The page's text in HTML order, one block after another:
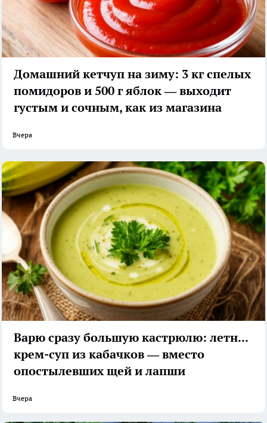
Домашний кетчуп на зиму: 3 кг спелых
помидоров и 500 г яблок — выходит
густым и сочным, как из магазина
Вчера
Варю сразу большую кастрюлю: летний
крем-суп из кабачков — вместо
опостылевших щей и лапши
Вчера